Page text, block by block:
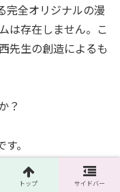
完全オリジナルの漫
は存在しません。こ
先生の創造によるも
？
。
加えた物語が好き
トップ サイドバー